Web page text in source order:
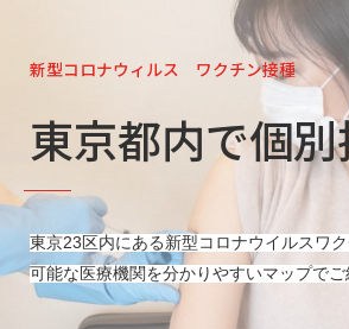
新型コロナウィルス ワクチン接種
東京都内で個
東京23区内にある新型コロナウイルスワ
可能な医療機関を分かりやすいマップでご